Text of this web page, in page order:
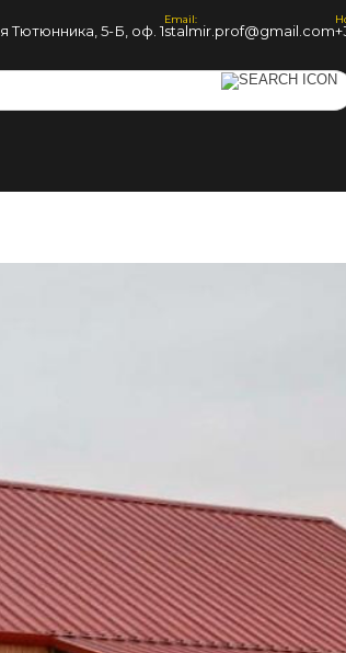
Тютюнника, 5-Б, оф. 1
Email:
stalmir.prof@gmail.com